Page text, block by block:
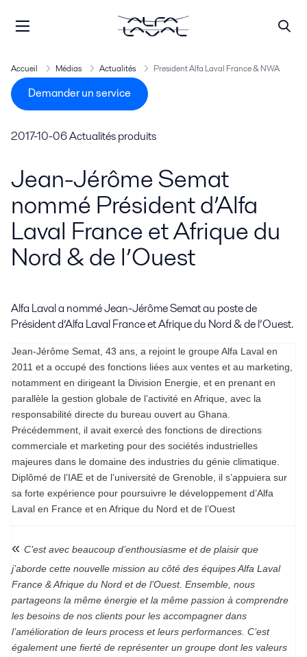
Accueil Médias Actualités President Alfa Laval France & NWA
Demander un service
2017-10-06Actualités produits
Jean-Jérôme Semat
nommé Président d’Alfa
Laval France et Afrique du
Nord & de l’Ouest
Alfa Laval a nommé Jean-Jérôme Semat au poste de
Président d’Alfa Laval France et Afrique du Nord & de l’Ouest.
Jean-Jérôme Semat, 43 ans, a rejoint le groupe Alfa Laval en
2011 et a occupé des fonctions liées aux ventes et au marketing,
notamment en dirigeant la Division Energie, et en prenant en
parallèle la gestion globale de l’activité en Afrique, avec la
responsabilité directe du bureau ouvert au Ghana.
Précédemment, il avait exercé des fonctions de directions
commerciale et marketing pour des sociétés industrielles
majeures dans le domaine des industries du génie climatique.
Diplômé de l’IAE et de l’université de Grenoble, il s’appuiera sur
sa forte expérience pour poursuivre le développement d’Alfa
Laval en France et en Afrique du Nord et de l’Ouest
« C’est avec beaucoup d’enthousiasme et de plaisir que
j’aborde cette nouvelle mission au côté des équipes Alfa Laval
France & Afrique du Nord et de l’Ouest. Ensemble, nous
partageons la même énergie et la même passion à comprendre
les besoins de nos clients pour les accompagner dans
l’amélioration de leurs process et leurs performances. C’est
également une fierté de représenter un groupe dont les valeurs